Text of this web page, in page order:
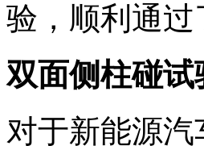
验，顺利通过
双面侧柱碰
对于新能源